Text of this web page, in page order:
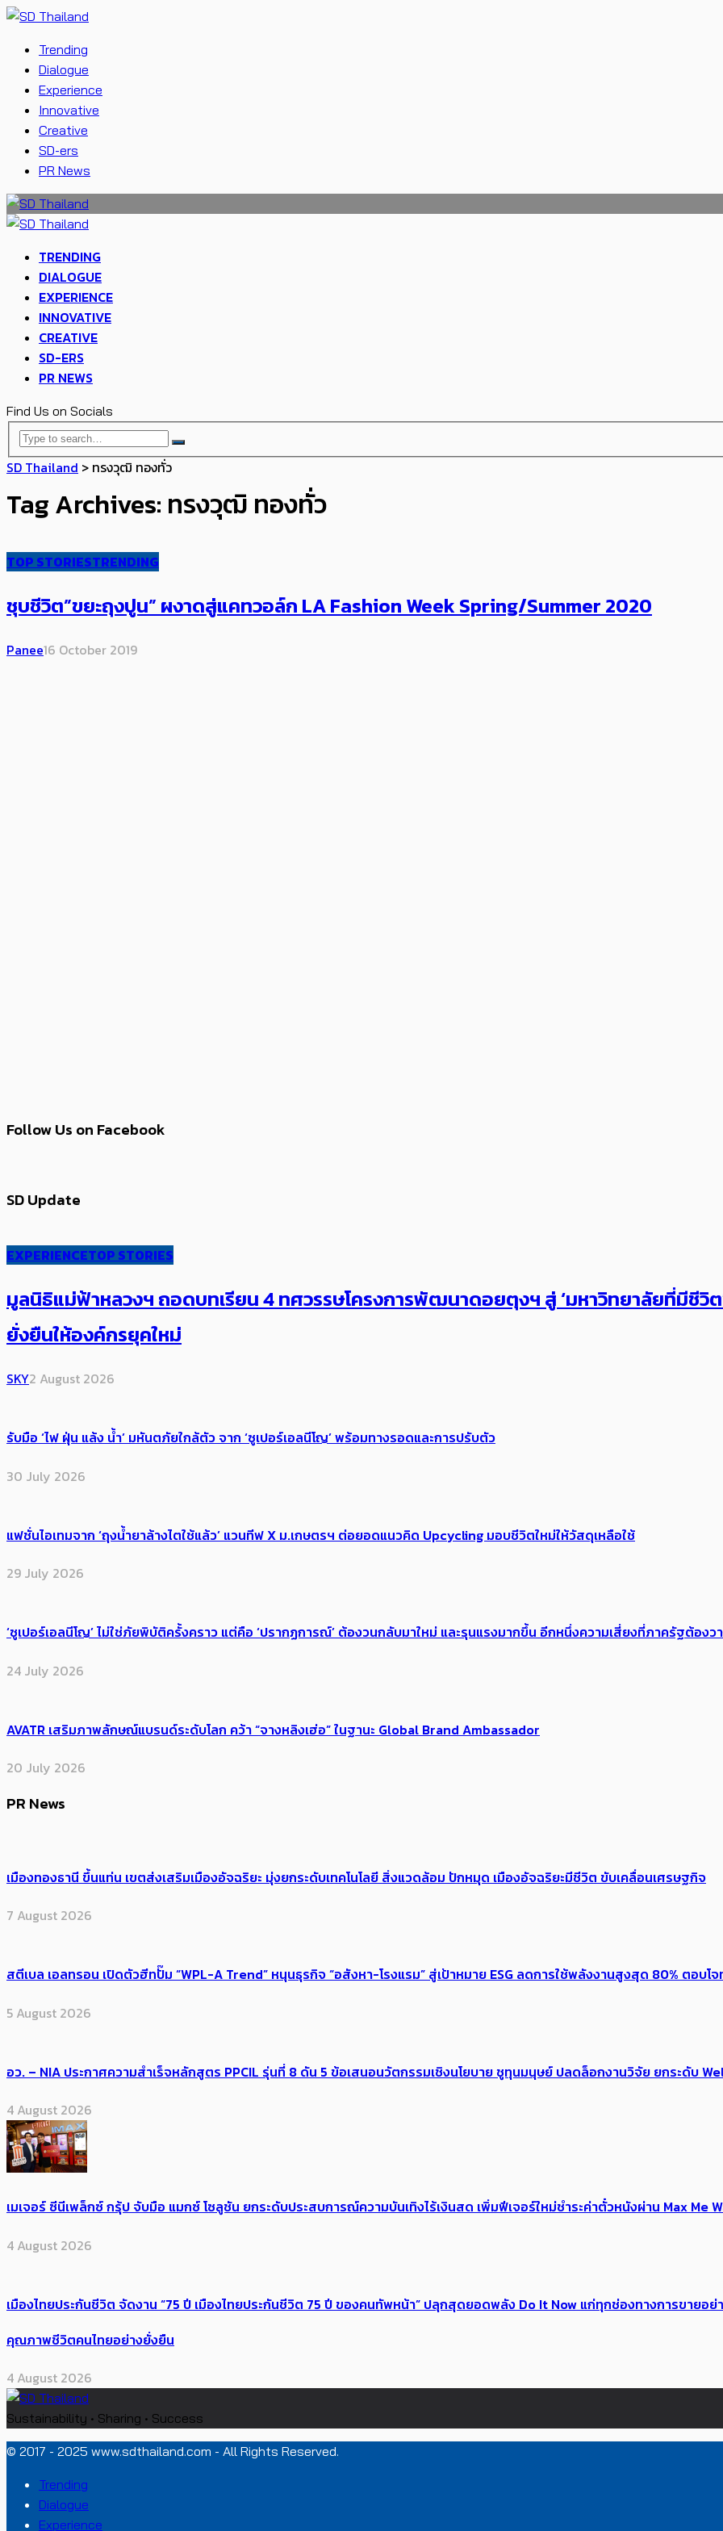
Trending
Dialogue
Experience
Innovative
Creative
SD-ers
PR News
TRENDING
DIALOGUE
EXPERIENCE
INNOVATIVE
CREATIVE
SD-ERS
PR NEWS
Find Us on Socials
SD Thailand > ทรงวุฒิ ทองทั่ว
Tag Archives: ทรงวุฒิ ทองทั่ว
TOP STORIESTRENDING
ชุบชีวิต”ขยะถุงปูน” ผงาดสู่แคทวอล์ก LA Fashion Week Spring/Summer 2020
Panee16 October 2019
Follow Us on Facebook
SD Update
EXPERIENCETOP STORIES
มูลนิธิแม่ฟ้าหลวงฯ ถอดบทเรียน 4 ทศวรรษโครงการพัฒนาดอยตุงฯ สู่ ‘มหาวิทยาลัยที่มีชี
ยั่งยืนให้องค์กรยุคใหม่
SKY2 August 2026
รับมือ ‘ไฟ ฝุ่น แล้ง น้ำ’ มหันตภัยใกล้ตัว จาก ‘ซูเปอร์เอลนีโญ’ พร้อมทางรอดและการปรับตัว
30 July 2026
แฟชั่นไอเทมจาก ‘ถุงน้ำยาล้างไตใช้แล้ว’ แวนทีฟ X ม.เกษตรฯ ต่อยอดแนวคิด Upcycling มอบชีวิตใหม่ให้วัสดุเหลือใช้
29 July 2026
‘ซูเปอร์เอลนีโญ’ ไม่ใช่ภัยพิบัติครั้งคราว แต่คือ ‘ปรากฏการณ์’ ​ต้อง​วนกลับมาใหม่ และรุนแรงมากขึ้น อีกหนึ่งความเสี่ยงที่ภาครัฐต้อง
24 July 2026
AVATR เสริมภาพลักษณ์แบรนด์ระดับโลก คว้า “จางหลิงเฮ่อ” ในฐานะ Global Brand Ambassador
20 July 2026
PR News
เมืองทองธานี ขึ้นแท่น เขตส่งเสริมเมืองอัจฉริยะ มุ่งยกระดับเทคโนโลยี สิ่งแวดล้อม ปักหมุด เมืองอัจฉริยะมีชีวิต ขับเคลื่อนเศรษฐกิจ
7 August 2026
สตีเบล เอลทรอน เปิดตัวฮีทปั๊ม “WPL-A Trend” หนุนธุรกิจ “อสังหา-โรงแรม” สู่เป้าหมาย ESG ลดการใช้พลังงานสูงสุด 80% ตอบโ
5 August 2026
อว. – NIA ประกาศความสำเร็จหลักสูตร PPCIL รุ่นที่ 8 ดัน 5 ข้อเสนอนวัตกรรมเชิงนโยบาย ชูทุนมนุษย์ ปลดล็อกงานวิจัย ยกระดับ
4 August 2026
เมเจอร์ ซีนีเพล็กซ์ กรุ้ป จับมือ แมกซ์ โซลูชัน ยกระดับประสบการณ์ความบันเทิงไร้เงินสด เพิ่มฟีเจอร์ใหม่ชำระค่าตั๋วหนังผ่าน Max
4 August 2026
เมืองไทยประกันชีวิต จัดงาน “75 ปี เมืองไทยประกันชีวิต 75 ปี ของคนทัพหน้า” ปลุกสุดยอดพลัง Do It Now แก่ทุกช่องทางการขาย
คุณภาพชีวิตคนไทยอย่างยั่งยืน
4 August 2026
Sustainability • Sharing • Success
© 2017 - 2025 www.sdthailand.com - All Rights Reserved.
Trending
Dialogue
Experience